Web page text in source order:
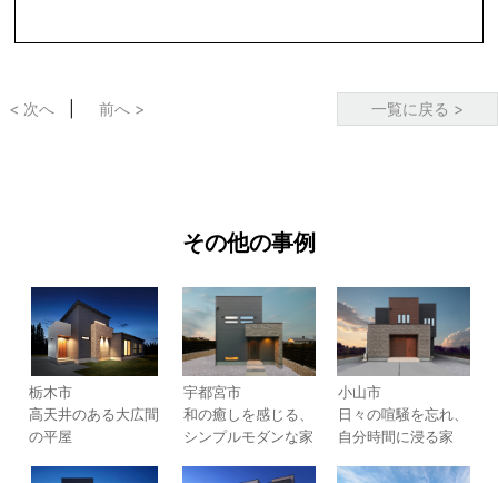
一覧に戻る >
< 次へ 前へ >
その他の事例
栃木市
高天井のある大広間
の平屋
宇都宮市
和の癒しを感じる、
シンプルモダンな家
小山市
日々の喧騒を忘れ、
自分時間に浸る家